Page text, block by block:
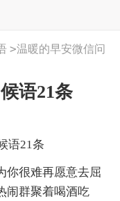
>温暖的早安微信问
语21条
语21条
很难再愿意去屈
闹群聚着喝酒吃